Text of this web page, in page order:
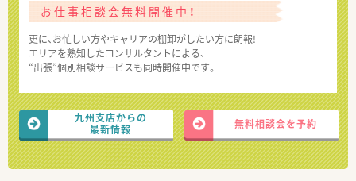
お仕事相談会無料開催中！
更に、お忙しい方やキャリアの棚卸がしたい方に朗報!
エリアを熟知したコンサルタントによる、
“出張”個別相談サービスも同時開催中です。
九州支店からの
最新情報
無料相談会を予約